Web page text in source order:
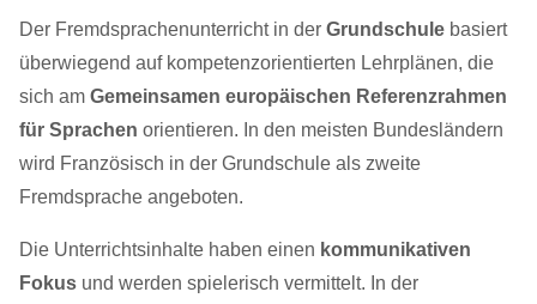
Der Fremdsprachenunterricht in der Grundschule basiert
überwiegend auf kompetenzorientierten Lehrplänen, die
sich am Gemeinsamen europäischen Referenzrahmen
für Sprachen orientieren. In den meisten Bundesländern
wird Französisch in der Grundschule als zweite
Fremdsprache angeboten.
Die Unterrichtsinhalte haben einen kommunikativen
Fokus und werden spielerisch vermittelt. In der